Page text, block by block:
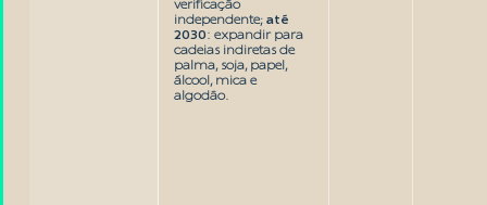
verificação
independente; até
2030: expandir para
cadeias indiretas de
palma, soja, papel,
álcool, mica e
algodão.